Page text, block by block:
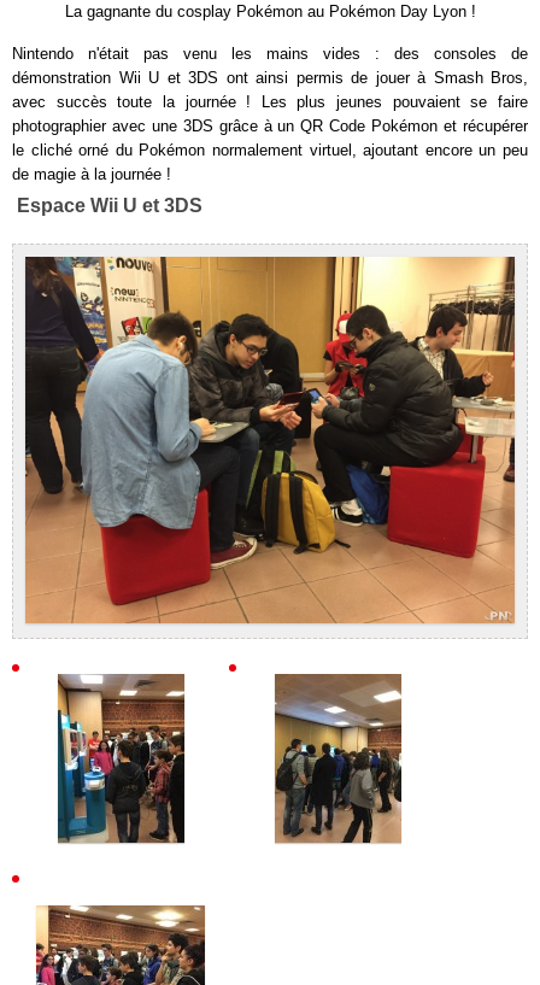
La gagnante du cosplay Pokémon au Pokémon Day Lyon !
Nintendo n'était pas venu les mains vides : des consoles de
démonstration Wii U et 3DS ont ainsi permis de jouer à Smash Bros,
avec succès toute la journée ! Les plus jeunes pouvaient se faire
photographier avec une 3DS grâce à un QR Code Pokémon et récupérer
le cliché orné du Pokémon normalement virtuel, ajoutant encore un peu
de magie à la journée !
Espace Wii U et 3DS